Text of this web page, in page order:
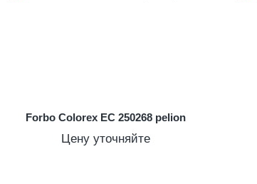
Forbo Colorex EC 250268 pelion
Цену уточняйте